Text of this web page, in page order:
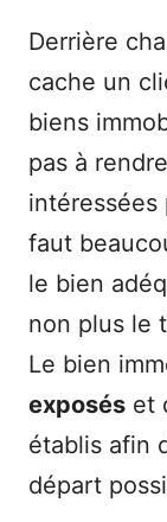
Derrière
cache un
biens
pas à
intéressées
faut
le bien
non plus le
Le bien
exposés et
établis afin
départ